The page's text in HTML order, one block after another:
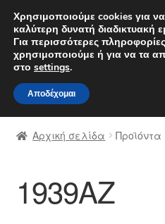
ΑΠΟΣΤΟΛΗ
Δευτέρα-Παρ. 9 π.μ.
Απευθείας
μετάβαση
στην
πλοήγηση
Μετάβαση
σε
περιεχόμενο
Αρχική
Διαδικασία Παραπόνων
Επικοινωνία
Αρχική σελίδα Προϊόντα
1939AZ
Χρησιμοποιούμε cookies για
καλύτερη δυνατή διαδικτυακή
Για περισσότερες
χρησιμοποιούμε ή για να τα
στο settings.
Αποδέχομαι